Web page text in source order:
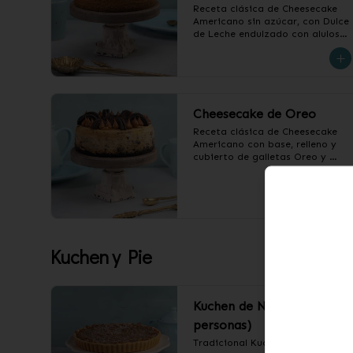
Receta clásica de Cheesecake
Americano sin azúcar, con Dulce
de Leche endulzado con alulosa.
Cheesecake de Oreo
Receta clásica de Cheesecake
Americano con base, relleno y
cubierto de galletas Oreo y
Dulce de Leche.
Kuchen y Pie
Kuchen de Nuez (12
personas)
Tradicional Kuchen de Nuez.